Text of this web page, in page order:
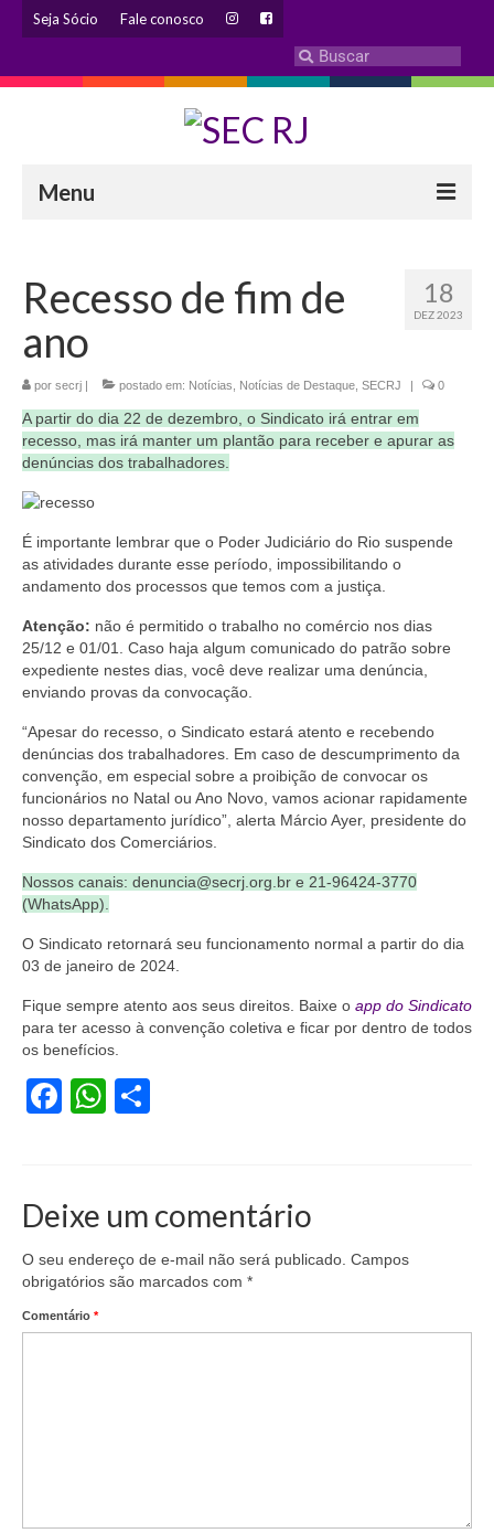
Seja Sócio Fale conosco
Menu
Eleição 2024 – Comissão Eleitoral
Diretoria
Estatuto
Atendimentos
Coletivo de Igualdade Racial
SERVIÇOS
Acordos e convenções
Cadastro de empresa
Homologações
Jurídico
Declarações
Aplicativo Comerciários RJ
Acordo de Feriado para Empresas
BENEFÍCIOS
Convênios
Dependentes
18
DEZ 2023
Recesso de fim de
ano
por secrj | postado em: Notícias Notícias de Destaque SECRJ | 0
A partir do dia 22 de dezembro, o Sindicato irá entrar em
recesso, mas irá manter um plantão para receber e apurar as
denúncias dos trabalhadores.
É importante lembrar que o Poder Judiciário do Rio suspende
as atividades durante esse período, impossibilitando o
andamento dos processos que temos com a justiça.
Atenção: não é permitido o trabalho no comércio nos dias
25/12 e 01/01. Caso haja algum comunicado do patrão sobre
expediente nestes dias, você deve realizar uma denúncia,
enviando provas da convocação.
“Apesar do recesso, o Sindicato estará atento e recebendo
denúncias dos trabalhadores. Em caso de descumprimento da
convenção, em especial sobre a proibição de convocar os
funcionários no Natal ou Ano Novo, vamos acionar rapidamente
nosso departamento jurídico”, alerta Márcio Ayer, presidente do
Sindicato dos Comerciários.
Nossos canais: denuncia@secrj.org.br e 21-96424-3770
(WhatsApp).
O Sindicato retornará seu funcionamento normal a partir do dia
03 de janeiro de 2024.
Fique sempre atento aos seus direitos. Baixe o app do Sindicato
para ter acesso à convenção coletiva e ficar por dentro de todos
os benefícios.
Facebook
WhatsApp
Deixe um comentário
O seu endereço de e-mail não será publicado. Campos
obrigatórios são marcados com *
Comentário *